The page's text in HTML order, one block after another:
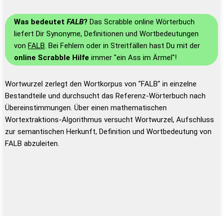
Was bedeutet FALB? Das Scrabble online Wörterbuch
liefert Dir Synonyme, Definitionen und Wortbedeutungen
von FALB. Bei Fehlern oder in Streitfällen hast Du mit der
online Scrabble Hilfe immer "ein Ass im Ärmel"!
Wortwurzel zerlegt den Wortkorpus von "FALB" in einzelne
Bestandteile und durchsucht das Referenz-Wörterbuch nach
Übereinstimmungen. Über einen mathematischen
Wortextraktions-Algorithmus versucht Wortwurzel, Aufschluss
zur semantischen Herkunft, Definition und Wortbedeutung von
FALB abzuleiten.